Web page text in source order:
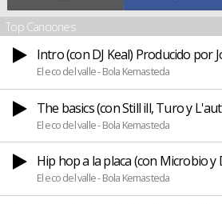
Top Canciones
Intro (con DJ Keal) Producido por
El eco del valle - Bola Kemasteda
The basics (con Still ill, Turo y
El eco del valle - Bola Kemasteda
Hip hop a la placa (con Microbio y
El eco del valle - Bola Kemasteda